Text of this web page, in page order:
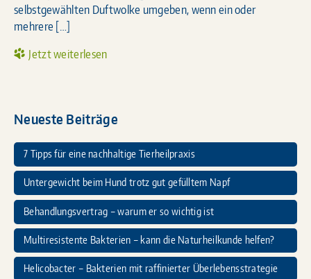
selbstgewählten Duftwolke umgeben, wenn ein oder
mehrere […]
Jetzt weiterlesen
Neueste Beiträge
7 Tipps für eine nachhaltige Tierheilpraxis
Untergewicht beim Hund trotz gut gefülltem Napf
Behandlungsvertrag – warum er so wichtig ist
Multiresistente Bakterien – kann die Naturheilkunde helfen?
Helicobacter – Bakterien mit raffinierter Überlebensstrategie